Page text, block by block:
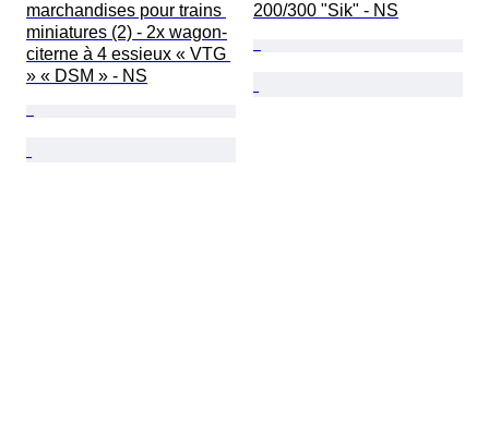
marchandises pour trains
miniatures (2) - 2x wagon-
citerne à 4 essieux « VTG
» « DSM » - NS
200/300 "Sik" - NS